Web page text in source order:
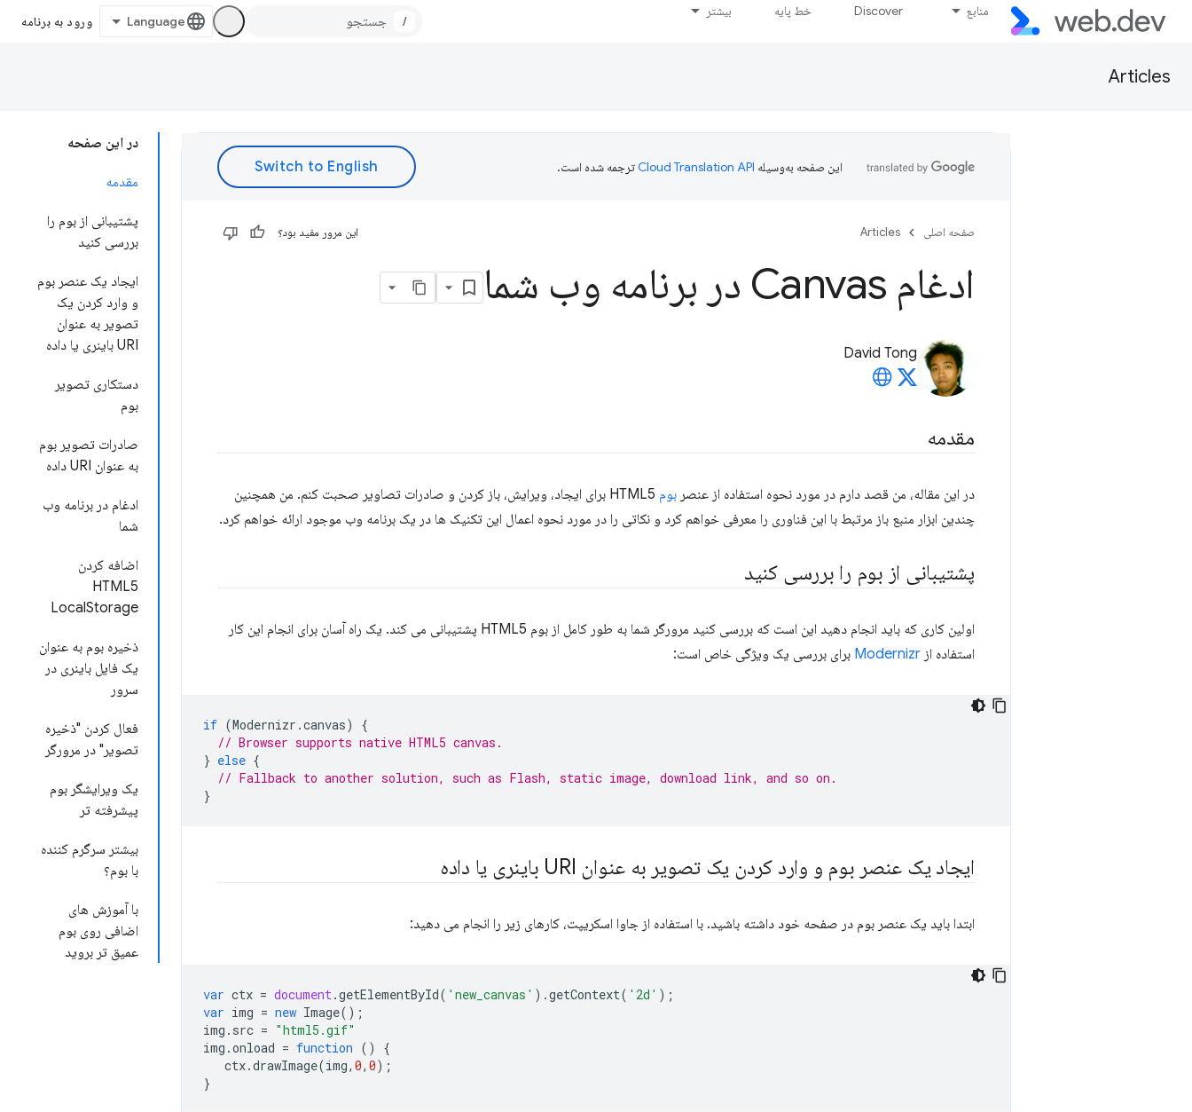
منابع Discover خط پایه بیشتر
/ ورود به برنامه
Articles
در این صفحه
مقدمه
پشتیبانی از بوم را
بررسی کنید
ایجاد یک عنصر بوم
و وارد کردن یک
تصویر به عنوان
URI باینری یا داده
دستکاری تصویر
بوم
صادرات تصویر بوم
به عنوان URI داده
ادغام در برنامه وب
شما
اضافه کردن
HTML5
LocalStorage
ذخیره بوم به عنوان
یک فایل باینری در
سرور
فعال کردن "ذخیره
تصویر" در مرورگر
یک ویرایشگر بوم
پیشرفته تر
بیشتر سرگرم کننده
با بوم؟
با آموزش های
اضافی روی بوم
عمیق تر بروید
این صفحه به‌وسیله ترجمه شده است.
صفحه اصلی Articles این مرور مفید بود؟
ادغام Canvas در برنامه وب شما
David Tong
مقدمه
در این مقاله، من قصد دارم در مورد نحوه استفاده از عنصر بوم
HTML5 برای ایجاد، ویرایش، باز کردن و صادرات تصاویر صحبت کنم. من همچنین
چندین ابزار منبع باز مرتبط با این فناوری را معرفی خواهم کرد و نکاتی را در مورد نحوه اعمال این تکنیک ها در یک برنامه وب موجود ارائه خواهم کرد.
پشتیبانی از بوم را بررسی کنید
اولین کاری که باید انجام دهید این است که بررسی کنید مرورگر شما به طور کامل از بوم HTML5 پشتیبانی می کند. یک راه آسان برای انجام این کار
استفاده از Modernizr برای بررسی یک ویژگی خاص است:
if (Modernizr .canvas)
{
// Browser supports native HTML5 canvas.
} else {
// Fallback to another solution, such as Flash, static image, download link, and so on.
}
ایجاد یک عنصر بوم و وارد کردن یک تصویر به عنوان URI باینری یا داده
ابتدا باید یک عنصر بوم در صفحه خود داشته باشید. با استفاده از جاوا اسکریپت، کارهای زیر را انجام می دهید:
var ctx = document.getElementById( 'new_canvas' ).getContext( '2d' );
var img = new Image();
img . src = "html5.gif"
img .onload = function ()
{
ctx.drawImage(img, 0, 0);
}